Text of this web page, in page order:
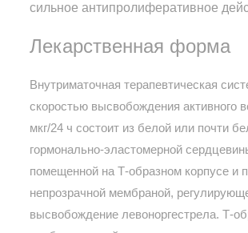
сильное антипролиферативное
Лекарственная форма
Внутриматочная терапевтическая
скоростью высвобождения активного
мкг/24 ч состоит из белой или почти
гормонально-эластомерной
помещенной на Т-образном корпусе и
непрозрачной мембраной,
высвобождение левоноргестрела. Т-